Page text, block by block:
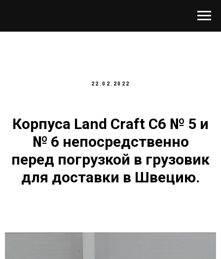
22.02.2022
Корпуса Land Craft C6 № 5 и
№ 6 непосредственно
перед погрузкой в грузовик
для доставки в Швецию.